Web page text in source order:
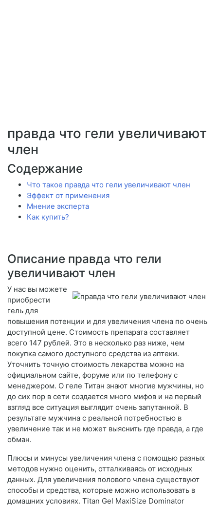
правда что гели увеличивают
член
Содержание
Что такое правда что гели увеличивают член
Эффект от применения
Мнение эксперта
Как купить?
Описание правда что гели
увеличивают член
У нас вы можете
приобрести
гель для
повышения потенции и для увеличения члена по очень
доступной цене. Стоимость препарата составляет
всего 147 рублей. Это в несколько раз ниже, чем
покупка самого доступного средства из аптеки.
Уточнить точную стоимость лекарства можно на
официальном сайте, форуме или по телефону с
менеджером. О геле Титан знают многие мужчины, но
до сих пор в сети создается много мифов и на первый
взгляд все ситуация выглядит очень запутанной. В
результате мужчина с реальной потребностью в
увеличение так и не может выяснить где правда, а где
обман.
Плюсы и минусы увеличения члена с помощью разных
методов нужно оценить, отталкиваясь от исходных
данных. Для увеличения полового члена существуют
способы и средства, которые можно использовать в
домашних условиях. Titan Gel MaxiSize Dominator